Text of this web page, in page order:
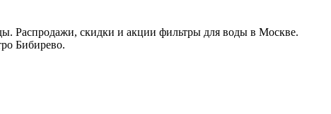
Распродажи, скидки и акции фильтры для воды в Москве.
Бибирево.